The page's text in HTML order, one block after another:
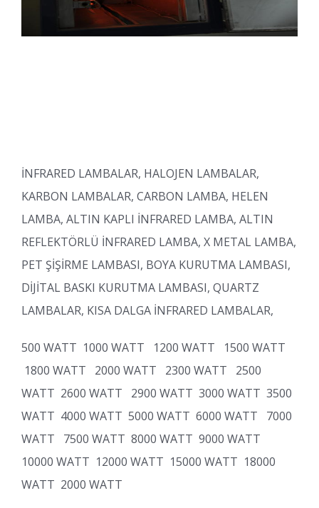
İNFRARED LAMBALAR, HALOJEN LAMBALAR,
KARBON LAMBALAR, CARBON LAMBA, HELEN
LAMBA, ALTIN KAPLI İNFRARED LAMBA, ALTIN
REFLEKTÖRLÜ İNFRARED LAMBA, X METAL LAMBA,
PET ŞİŞİRME LAMBASI, BOYA KURUTMA LAMBASI,
DİJİTAL BASKI KURUTMA LAMBASI, QUARTZ
LAMBALAR, KISA DALGA İNFRARED LAMBALAR,
500 WATT 1000 WATT 1200 WATT 1500 WATT
1800 WATT 2000 WATT 2300 WATT 2500
WATT 2600 WATT 2900 WATT 3000 WATT 3500
WATT 4000 WATT 5000 WATT 6000 WATT 7000
WATT 7500 WATT 8000 WATT 9000 WATT
10000 WATT 12000 WATT 15000 WATT 18000
WATT 2000 WATT